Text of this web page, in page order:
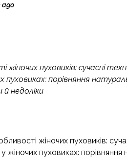
ago
пуховиків: сучасні
пуховиках: порівняння
недоліки
жіночих пуховиків:
жіночих пуховиках: